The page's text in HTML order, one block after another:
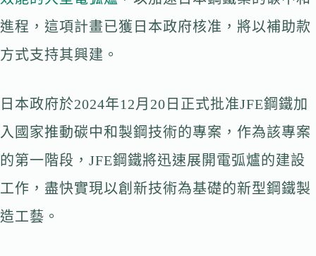
進程，這項計畫已獲日本政府核准，將以補助款
方式支持其興建。
日本政府於2024年12月20日正式批准JFE鋼鐵加
入國家推動碳中和製鋼技術的專案，作為該專案
的第一階段，JFE鋼鐵將迅速展開電弧爐的建設
工作，盡快實現以創新技術為基礎的新型鋼鐵製
造工藝。